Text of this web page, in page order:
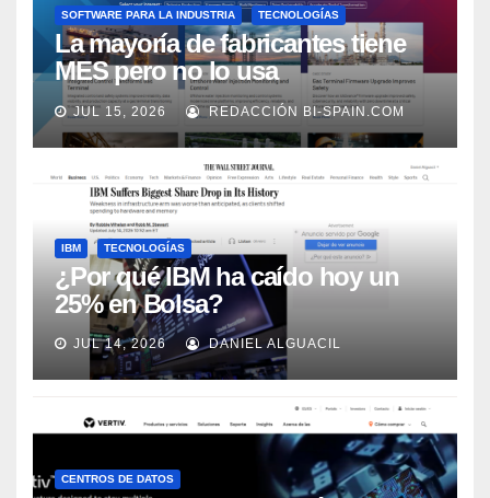
SOFTWARE PARA LA INDUSTRIA TECNOLOGÍAS
La mayoría de fabricantes tiene
MES pero no lo usa
adecuadamente, según Rockwell
Automation
JUL 15, 2026 REDACCIÓN BI-SPAIN.COM
IBM TECNOLOGÍAS
¿Por qué IBM ha caído hoy un
25% en Bolsa?
JUL 14, 2026 DANIEL ALGUACIL
CENTROS DE DATOS